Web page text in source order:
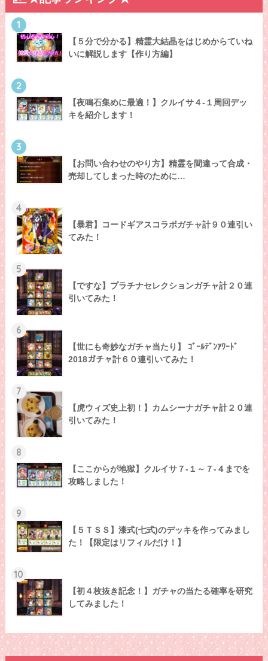
1
【５分で分かる】精霊大結晶をはじめからていね
いに解説します【作り方編】
2
【夜鳴石集めに最適！】クルイサ４-１周回デッ
キを紹介します！
3
【お問い合わせのやり方】精霊を間違って合成・
売却してしまった時のために…
4
【暴君】コードギアスコラボガチャ計９０連引い
てみた！
5
【ですな】プラチナセレクションガチャ計２０連
引いてみた！
6
【世にも奇妙なガチャ当たり】 ｺﾞｰﾙﾃﾞﾝｱﾜｰﾄﾞ
2018ガチャ計６０連引いてみた！
7
【虎ウィズ史上初！】カムシーナガチャ計２０連
引いてみた！
8
【ここからが地獄】クルイサ７-１～７-４までを
攻略しました！
9
【５ＴＳＳ】漆式(七式)のデッキを作ってみまし
た！【限定はリフィルだけ！】
10
【初４枚抜き記念！】ガチャの当たる確率を研究
してみました！